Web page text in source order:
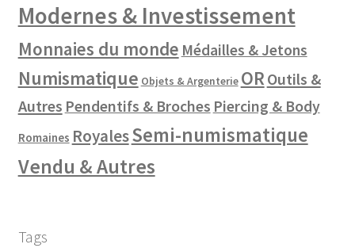
Modernes & Investissement
Monnaies du monde Médailles & Jetons
Numismatique Objets & Argenterie OR Outils &
Autres Pendentifs & Broches Piercing & Body
Romaines RoyalesSemi-numismatique
Vendu & Autres
Tags